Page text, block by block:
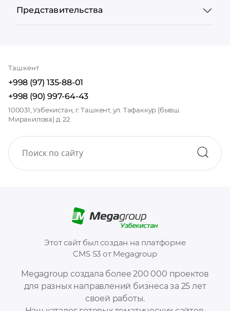
Megagroup создала более 200 000 проектов
для разных направлений бизнеса за 25 лет
своей работы.
Этот сайт был создан на платформе
CMS S3 от Megagroup
Представительства
Ташкент
+998 (97) 135-88-01
+998 (90) 997-64-43
100031, Узбекистан, г. Ташкент, ул. Тафаккур (бывш.
Миракилова) д. 22